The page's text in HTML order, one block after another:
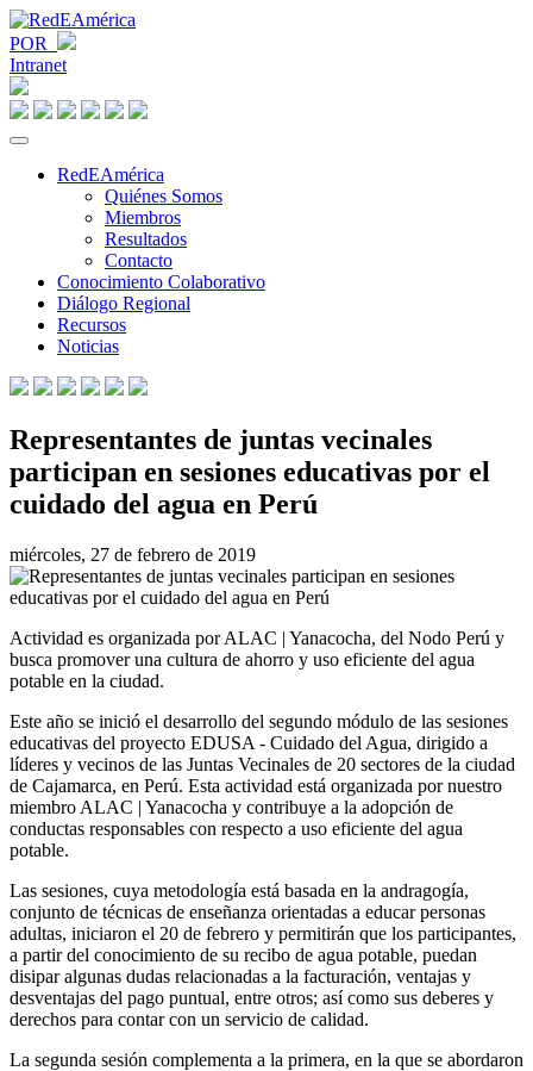
POR
Intranet
RedEAmérica
Quiénes Somos
Miembros
Resultados
Contacto
Conocimiento Colaborativo
Diálogo Regional
Recursos
Noticias
Representantes de juntas vecinales
participan en sesiones educativas por el
cuidado del agua en Perú
miércoles, 27 de febrero de 2019
Actividad es organizada por ALAC | Yanacocha, del Nodo Perú y
busca promover una cultura de ahorro y uso eficiente del agua
potable en la ciudad.
Este año se inició el desarrollo del segundo módulo de las sesiones
educativas del proyecto EDUSA - Cuidado del Agua, dirigido a
líderes y vecinos de las Juntas Vecinales de 20 sectores de la ciudad
de Cajamarca, en Perú. Esta actividad está organizada por nuestro
miembro ALAC | Yanacocha y contribuye a la adopción de
conductas responsables con respecto a uso eficiente del agua
potable.
Las sesiones, cuya metodología está basada en la andragogía,
conjunto de técnicas de enseñanza orientadas a educar personas
adultas, iniciaron el 20 de febrero y permitirán que los participantes,
a partir del conocimiento de su recibo de agua potable, puedan
disipar algunas dudas relacionadas a la facturación, ventajas y
desventajas del pago puntual, entre otros; así como sus deberes y
derechos para contar con un servicio de calidad.
La segunda sesión complementa a la primera, en la que se abordaron